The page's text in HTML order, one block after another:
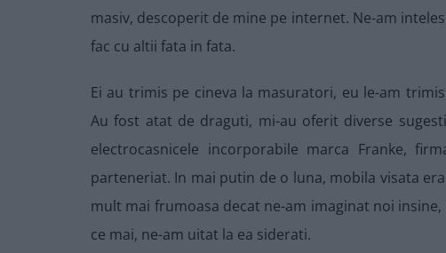
masiv, descoperit de mine pe internet. Ne-am
fac cu altii fata in fata.
Ei au trimis pe cineva la masuratori, eu le-am
Au fost atat de draguti, mi-au oferit diverse
electrocasnicele incorporabile marca Franke,
parteneriat. In mai putin de o luna, mobila visata
mult mai frumoasa decat ne-am imaginat noi
ce mai, ne-am uitat la ea siderati.